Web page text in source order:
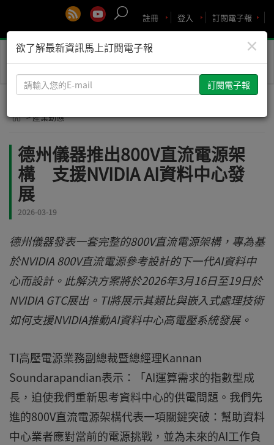
訂閱電子報
登入
註冊
Toggle
> 產業動態
德州儀器推出800V直流電源架
構 支援NVIDIA AI資料中心發
展
2026-03-19
德州儀器發表一套完整的800V直流電源架構，專為基
於NVIDIA 800V直流電源參考設計的下一代AI資料中
心而設計。此解決方案將於2026年3月16日至19日於
NVIDIA GTC展出。TI將展示其類比與嵌入式處理技術
如何支援NVIDIA推動AI資料中心高電壓系統發展。
TI高壓電源業務副總裁暨總經理Kannan
Soundarapandian表示：「AI運算需求的指數型成
長，迫使我們重新思考資料中心的供電問題。我們先
進的800V直流電源架構代表一項關鍵突破：幫助資料
中心業者應對當前的電源挑戰，並為未來的AI工作負
×
欲了解最新資訊馬上訂閱電子報
請
輸
您
E-
mail